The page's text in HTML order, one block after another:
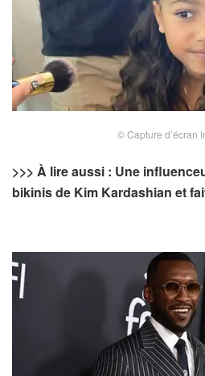
© Capture d’écran
>>> À lire aussi : Une
bikinis de Kim Kardashian et